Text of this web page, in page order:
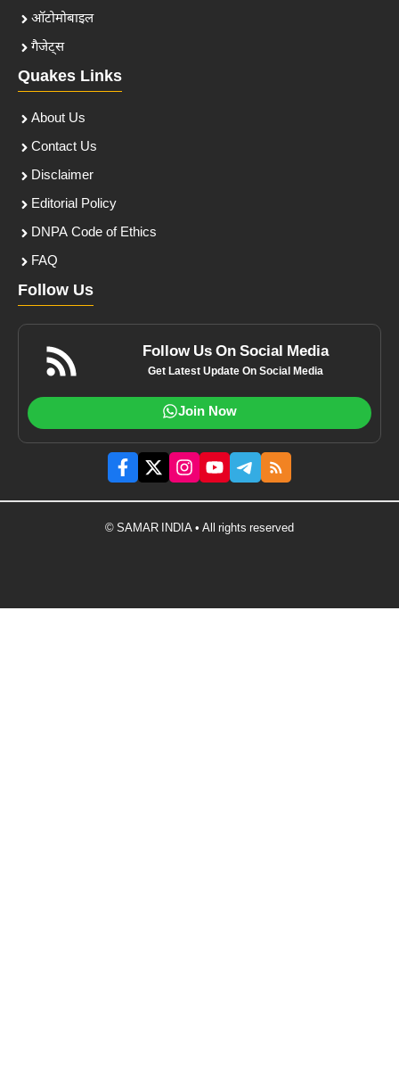
ऑटोमोबाइल
गैजेट्स
Quakes Links
About Us
Contact Us
Disclaimer
Editorial Policy
DNPA Code of Ethics
FAQ
Follow Us
Follow Us On Social Media
Get Latest Update On Social Media
Join Now
© SAMAR INDIA • All rights reserved